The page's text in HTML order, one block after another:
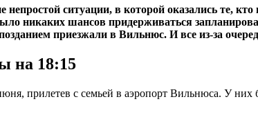
ситуации, в которой оказались те,
никаких шансов придерживаться
приезжали в Вильнюс. И все из-за
на 18:15
прилетев с семьей в аэропорт Вильнюса. У